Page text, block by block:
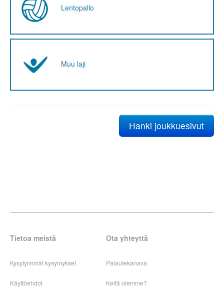
Lentopallo
Muu laji
Hanki joukkuesivut
Tietoa meistä
Kysytyimmät kysymykset
Käyttöehdot
Ota yhteyttä
Palautekanava
Keitä olemme?